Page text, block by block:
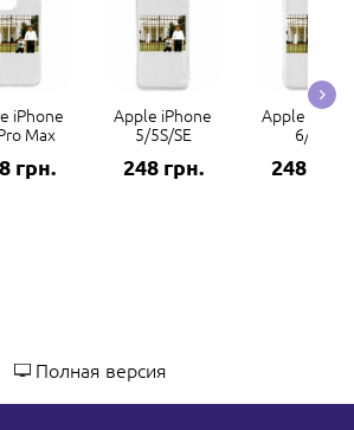
iPhone
Max
грн.
Apple iPhone
5/5S/SE
248 грн.
Apple
6/6S
248 грн.
Полная версия